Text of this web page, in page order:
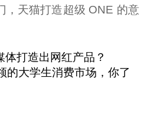
，天猫打造超级 ONE 的意
打造出网红产品？
的大学生消费市场，你了